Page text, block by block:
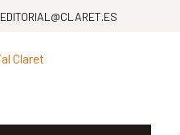
EDITORIAL@CLARET.ES